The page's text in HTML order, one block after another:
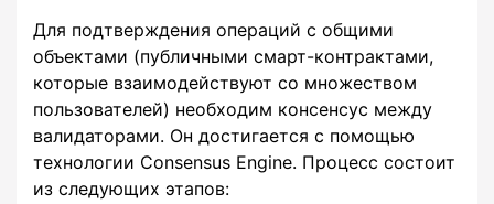
Для подтверждения операций с общими
объектами (публичными смарт-контрактами,
которые взаимодействуют со множеством
пользователей) необходим консенсус между
валидаторами. Он достигается с помощью
технологии Consensus Engine. Процесс состоит
из следующих этапов: